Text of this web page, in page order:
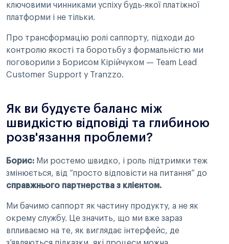
ключовими чинниками успіху будь-якої платіжної
платформи і не тільки.
Про трансформацію ролі саппорту, підходи до
контролю якості та боротьбу з формальністю ми
поговорили з Борисом Кірійчуком — Team Lead
Customer Support у Tranzzo.
Як ви будуєте баланс між
швидкістю відповіді та глибиною
розв'язання проблеми?
Борис: Ми ростемо швидко, і роль підтримки теж
змінюється, від “просто відповісти на питання” до
справжнього партнерства з клієнтом.
Ми бачимо саппорт як частину продукту, а не як
окрему службу. Це значить, що ми вже зараз
впливаємо на те, як виглядає інтерфейс, де